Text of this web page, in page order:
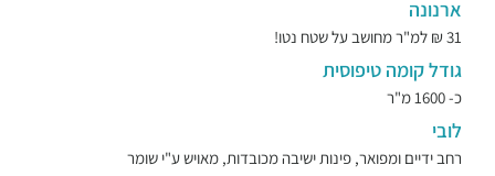
ארנונה
31 ₪ למ"ר מחושב על שטח נטו!
גודל קומה טיפוסית
כ- 1600 מ"ר
לובי
רחב ידיים ומפואר, פינות ישיבה מכובדות, מאויש ע"י שומר